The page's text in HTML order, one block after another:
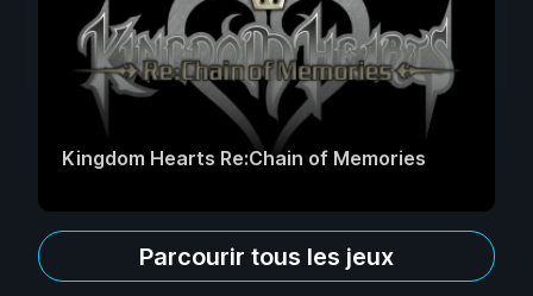
Kingdom Hearts Re:Chain of Memories
Parcourir tous les jeux